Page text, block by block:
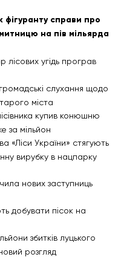
фігуранту справи про
на пів мільярда
лісових угідь програв
слухання щодо
міста
купив конюшню
за мільйон
«Ліси України» стягують
вирубку в нацпарку
нових заступниць
добувати пісок на
збитків луцького
розгляд